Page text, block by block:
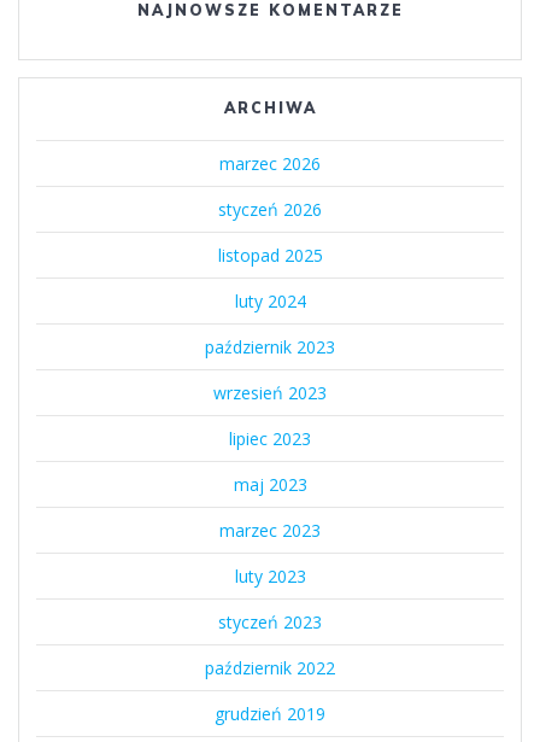
NAJNOWSZE KOMENTARZE
ARCHIWA
marzec 2026
styczeń 2026
listopad 2025
luty 2024
październik 2023
wrzesień 2023
lipiec 2023
maj 2023
marzec 2023
luty 2023
styczeń 2023
październik 2022
grudzień 2019